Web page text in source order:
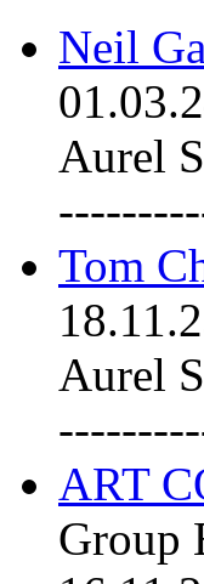
Neil
Aurel
Tom
Aurel
ART
Group